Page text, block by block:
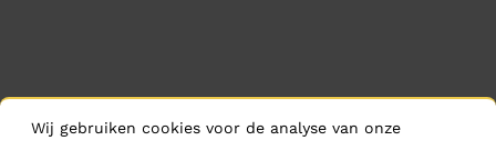
Wij gebruiken cookies voor de analyse van onze